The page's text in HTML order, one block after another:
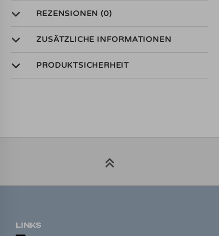
REZENSIONEN (0)
ZUSÄTZLICHE INFORMATIONEN
PRODUKTSICHERHEIT
LINKS